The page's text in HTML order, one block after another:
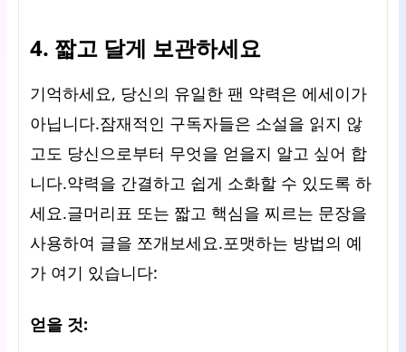
4. 짧고 달게 보관하세요
기억하세요, 당신의 유일한 팬 약력은 에세이가
아닙니다.잠재적인 구독자들은 소설을 읽지 않
고도 당신으로부터 무엇을 얻을지 알고 싶어 합
니다.약력을 간결하고 쉽게 소화할 수 있도록 하
세요.글머리표 또는 짧고 핵심을 찌르는 문장을
사용하여 글을 쪼개보세요.포맷하는 방법의 예
가 여기 있습니다:
얻을 것: